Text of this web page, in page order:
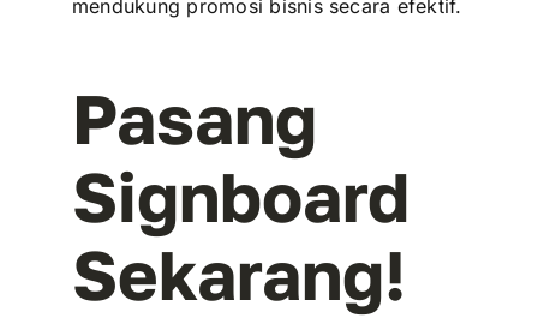
mendukung promosi bisnis secara efektif.
Pasang
Signboard
Sekarang!